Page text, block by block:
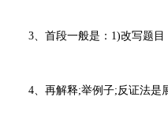
3、首段一般是：1)改写题目
4、再解释;举例子;反证法是展